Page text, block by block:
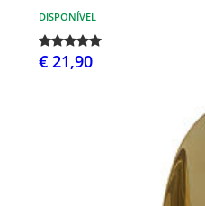
DISPONÍVEL
€ 21,90